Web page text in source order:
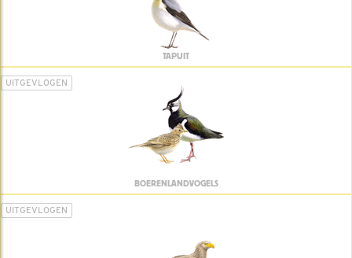
TAPUIT
UITGEVLOGEN
BOERENLANDVOGELS
UITGEVLOGEN